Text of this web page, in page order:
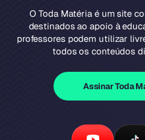
O Toda Matéria é um site
destinados ao apoio à
professores podem utilizar
todos os conteúdos
Assinar Toda